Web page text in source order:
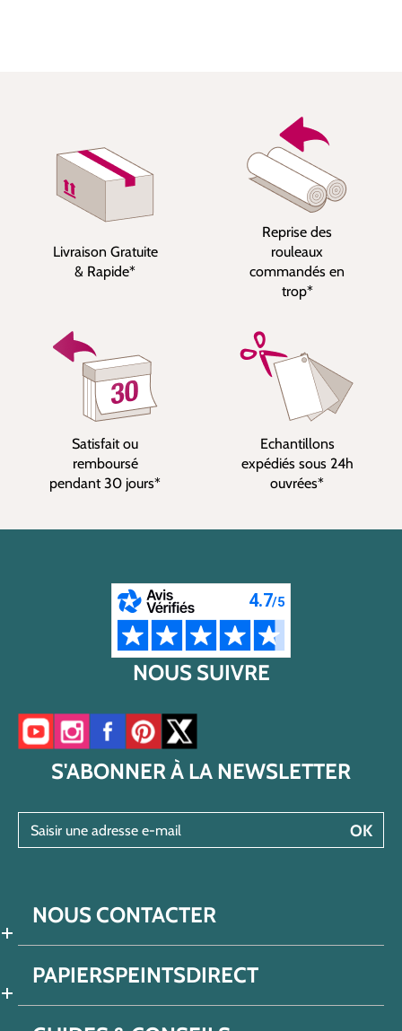
Livraison Gratuite
& Rapide*
Reprise des
rouleaux
commandés en
trop*
Satisfait ou
remboursé
pendant 30 jours*
Echantillons
expédiés sous 24h
ouvrées*
NOUS SUIVRE
Accéder à notre chaîne YouTube
Accéder à notre compte Instagram
Accéder à notre page Facebook
Accéder à notre compte Pinterest
Accéder à notre compte Twitter/X
S'ABONNER À LA NEWSLETTER
OK
NOUS CONTACTER
PAPIERSPEINTSDIRECT